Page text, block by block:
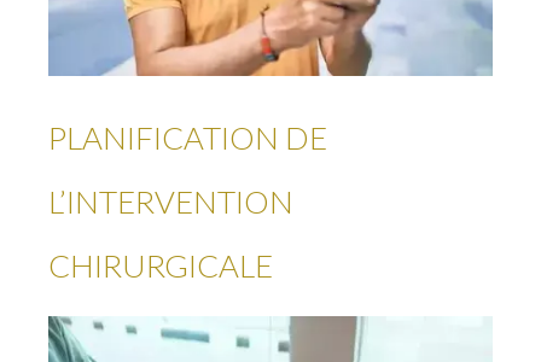
PLANIFICATION DE
L’INTERVENTION
CHIRURGICALE